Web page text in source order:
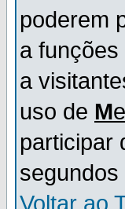
poderem
a
a
uso de M
participar
Voltar ao